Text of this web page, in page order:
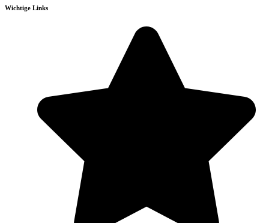
Wichtige Links